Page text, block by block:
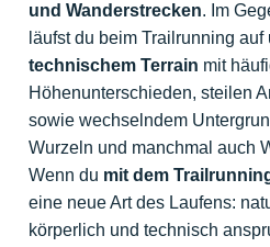
und Wanderstrecken. Im
läufst du beim Trailrunning auf
technischem Terrain mit
Höhenunterschieden, steilen
sowie wechselndem
Wurzeln und manchmal auch
Wenn du mit dem
eine neue Art des Laufens:
körperlich und technisch